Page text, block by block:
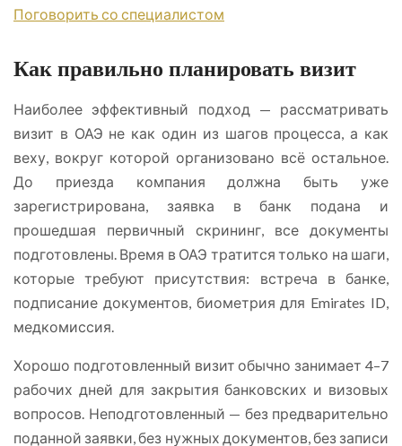
Поговорить со специалистом
Как правильно планировать визит
Наиболее эффективный подход — рассматривать
визит в ОАЭ не как один из шагов процесса, а как
веху, вокруг которой организовано всё остальное.
До приезда компания должна быть уже
зарегистрирована, заявка в банк подана и
прошедшая первичный скрининг, все документы
подготовлены. Время в ОАЭ тратится только на шаги,
которые требуют присутствия: встреча в банке,
подписание документов, биометрия для Emirates ID,
медкомиссия.
Хорошо подготовленный визит обычно занимает 4–7
рабочих дней для закрытия банковских и визовых
вопросов. Неподготовленный — без предварительно
поданной заявки, без нужных документов, без записи